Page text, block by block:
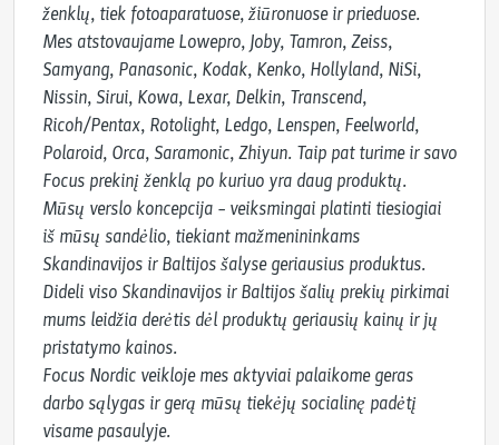
ženklų, tiek fotoaparatuose, žiūronuose ir prieduose.
Mes atstovaujame Lowepro, Joby, Tamron, Zeiss,
Samyang, Panasonic, Kodak, Kenko, Hollyland, NiSi,
Nissin, Sirui, Kowa, Lexar, Delkin, Transcend,
Ricoh/Pentax, Rotolight, Ledgo, Lenspen, Feelworld,
Polaroid, Orca, Saramonic, Zhiyun. Taip pat turime ir savo
Focus prekinį ženklą po kuriuo yra daug produktų.
Mūsų verslo koncepcija – veiksmingai platinti tiesiogiai
iš mūsų sandėlio, tiekiant mažmenininkams
Skandinavijos ir Baltijos šalyse geriausius produktus.
Dideli viso Skandinavijos ir Baltijos šalių prekių pirkimai
mums leidžia derėtis dėl produktų geriausių kainų ir jų
pristatymo kainos.
Focus Nordic veikloje mes aktyviai palaikome geras
darbo sąlygas ir gerą mūsų tiekėjų socialinę padėtį
visame pasaulyje.